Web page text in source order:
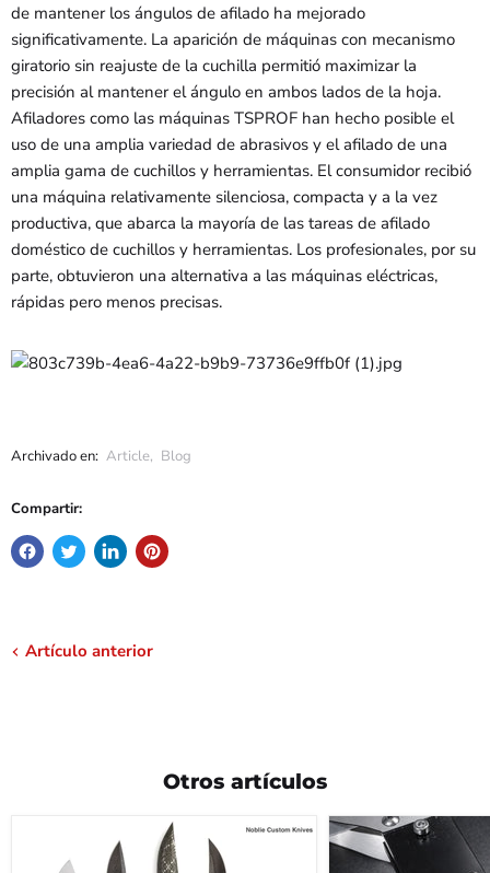
de mantener los ángulos de afilado ha mejorado
significativamente. La aparición de máquinas con mecanismo
giratorio sin reajuste de la cuchilla permitió maximizar la
precisión al mantener el ángulo en ambos lados de la hoja.
Afiladores como las máquinas TSPROF han hecho posible el
uso de una amplia variedad de abrasivos y el afilado de una
amplia gama de cuchillos y herramientas. El consumidor recibió
una máquina relativamente silenciosa, compacta y a la vez
productiva, que abarca la mayoría de las tareas de afilado
doméstico de cuchillos y herramientas. Los profesionales, por su
parte, obtuvieron una alternativa a las máquinas eléctricas,
rápidas pero menos precisas.
Archivado en: Article, Blog
Compartir:
Artículo anterior
Otros artículos